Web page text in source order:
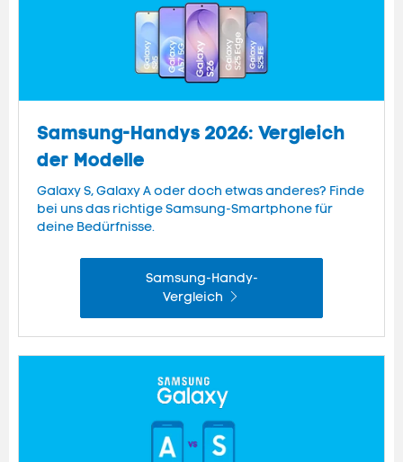
Samsung-Handys 2026: Vergleich
der Modelle
Galaxy S, Galaxy A oder doch etwas anderes? Finde
bei uns das richtige Samsung-Smartphone für
deine Bedürfnisse.
Samsung-Handy-
Vergleich